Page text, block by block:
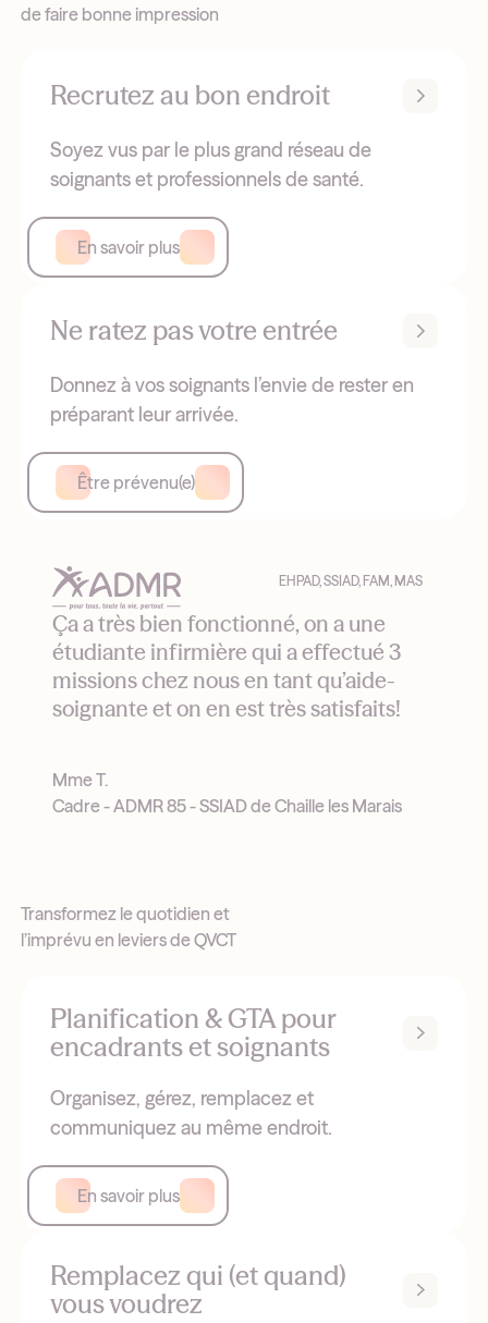
de faire bonne impression
Recrutez au bon endroit
Soyez vus par le plus grand réseau de
soignants et professionnels de santé.
En savoir plus
Ne ratez pas votre entrée
Donnez à vos soignants l’envie de rester en
préparant leur arrivée.
Être prévenu(e)
EHPAD, SSIAD, FAM, MAS
Ça a très bien fonctionné, on a une
étudiante infirmière qui a effectué 3
missions chez nous en tant qu’aide-
soignante et on en est très satisfaits!
Mme T.
Cadre - ADMR 85 - SSIAD de Chaille les Marais
Transformez le quotidien et
l’imprévu en leviers de QVCT
Planification & GTA pour
encadrants et soignants
Organisez, gérez, remplacez et
communiquez au même endroit.
En savoir plus
Remplacez qui (et quand)
vous voudrez